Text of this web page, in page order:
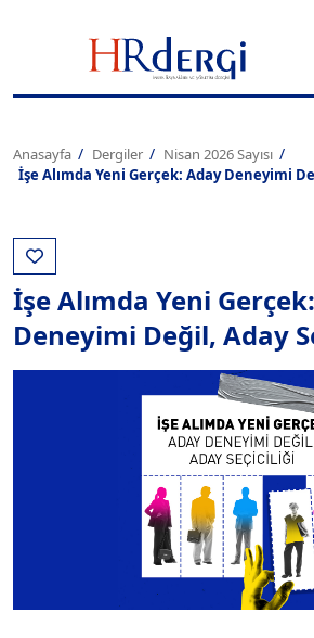
Anasayfa Dergiler
Nisan 2026 Sayısı
İşe Alımda Yeni Gerçek: Aday Deneyimi
İşe Alımda Yeni
Deneyimi Değil, Aday